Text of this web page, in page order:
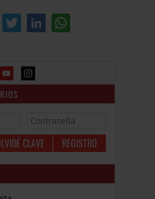
CLAVE REGISTRO